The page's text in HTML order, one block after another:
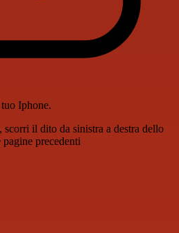
Iphone.
il dito da sinistra a destra dello
precedenti